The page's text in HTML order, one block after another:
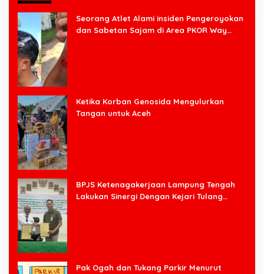
Seorang Atlet Alami insiden Pengeroyokan
dan Sabetan Sajam di Area PKOR Way
Ketika Korban Genosida Mengulurkan
Tangan untuk Aceh
BPJS Ketenagakerjaan Lampung Tengah
Lakukan Sinergi Dengan Kejari Tulang
Pak Ogah dan Tukang Parkir Menurut